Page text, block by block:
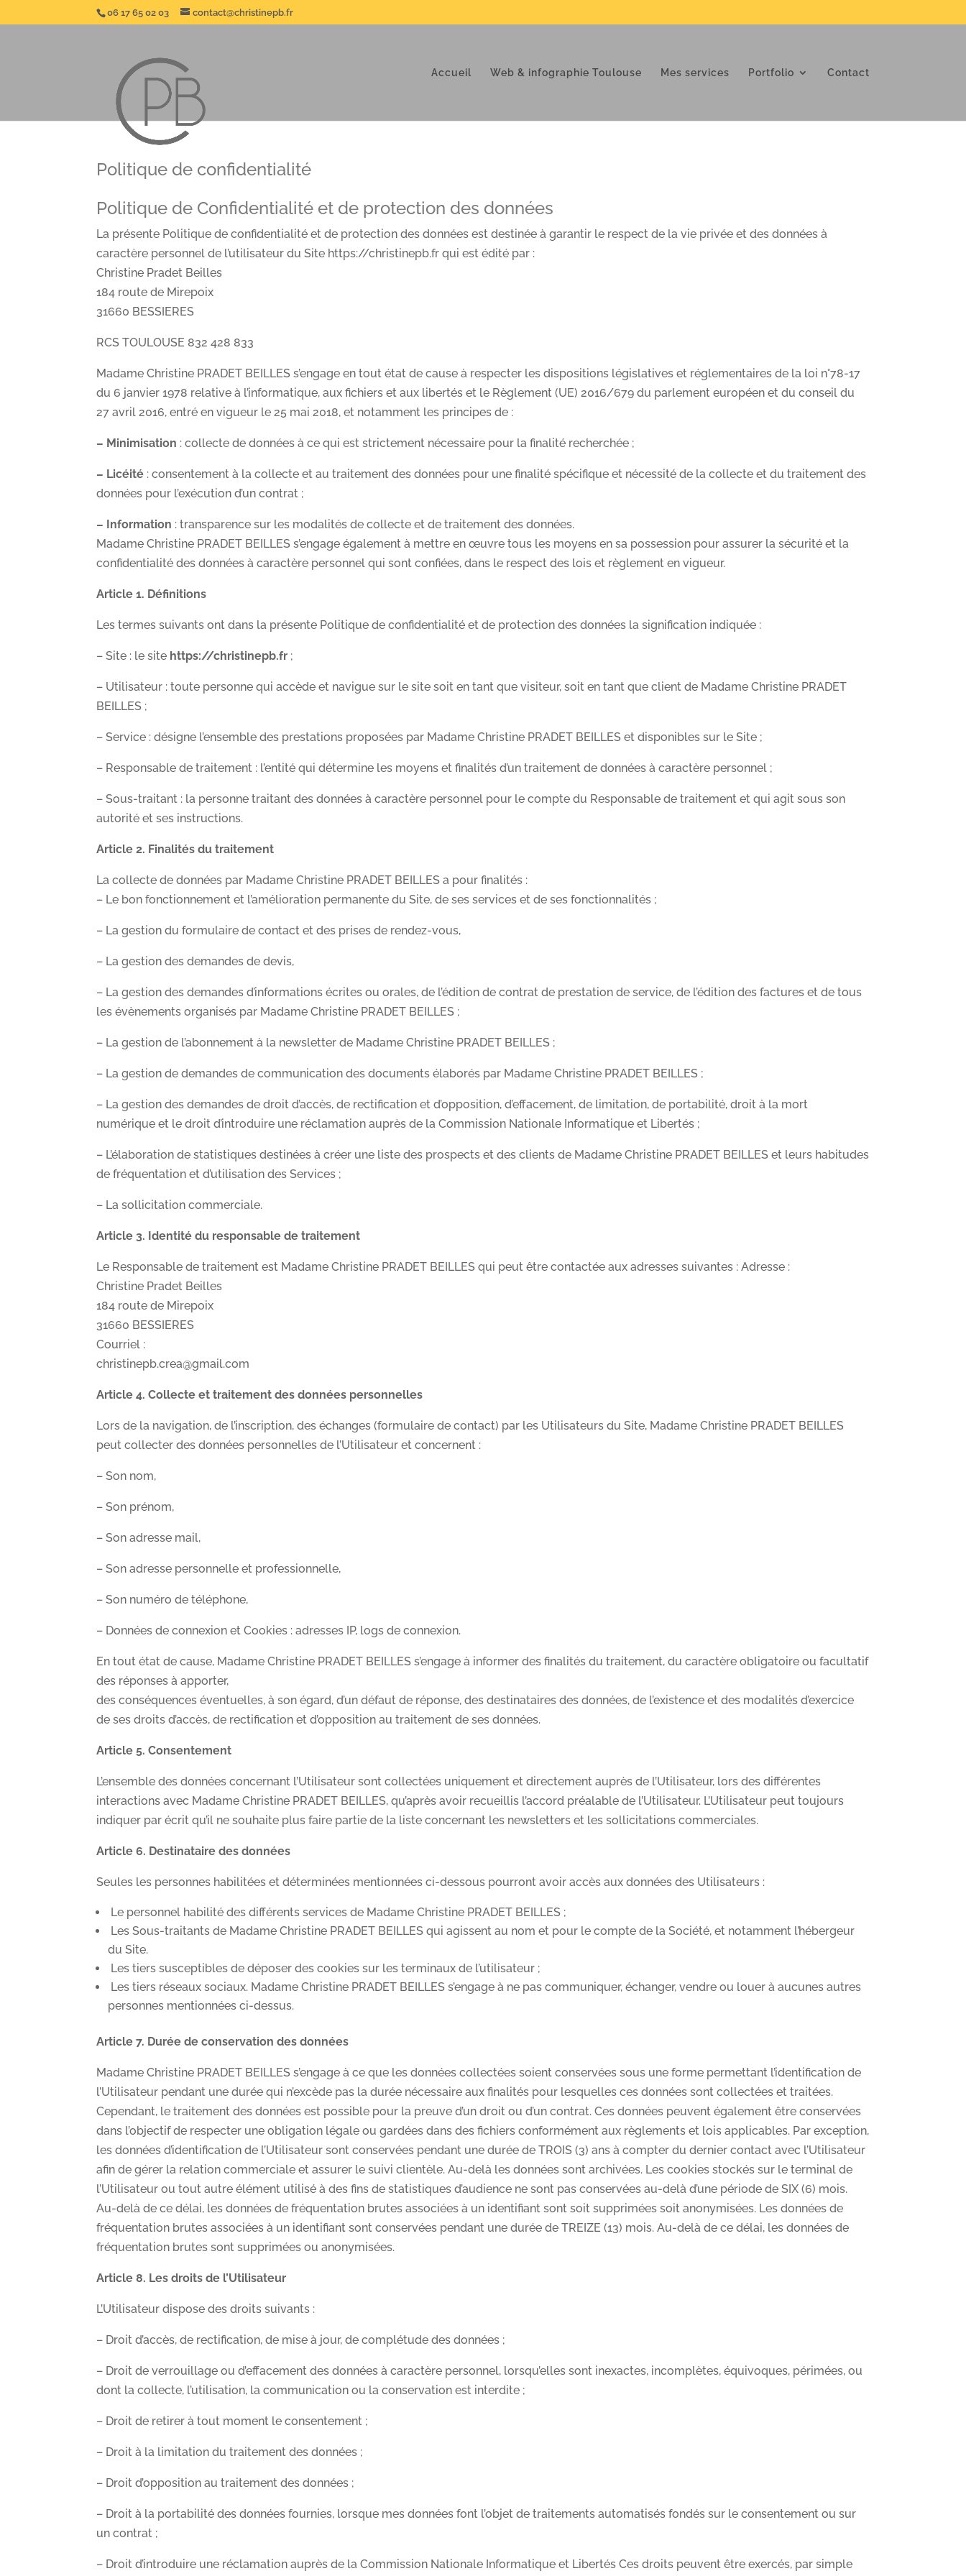
06 17 65 02 03 contact@christinepb.fr
Accueil Web & infographie Toulouse Mes services Portfolio Contact
Politique de confidentialité
Politique de Confidentialité et de protection des données
La présente Politique de confidentialité et de protection des données est destinée à garantir le respect de la vie privée et des données à
caractère personnel de l’utilisateur du Site https://christinepb.fr qui est édité par :
Christine Pradet Beilles
184 route de Mirepoix
31660 BESSIERES
RCS TOULOUSE 832 428 833
Madame Christine PRADET BEILLES s’engage en tout état de cause à respecter les dispositions législatives et réglementaires de la loi n°78-17
du 6 janvier 1978 relative à l’informatique, aux fichiers et aux libertés et le Règlement (UE) 2016/679 du parlement européen et du conseil du
27 avril 2016, entré en vigueur le 25 mai 2018, et notamment les principes de :
– Minimisation : collecte de données à ce qui est strictement nécessaire pour la finalité recherchée ;
– Licéité : consentement à la collecte et au traitement des données pour une finalité spécifique et nécessité de la collecte et du traitement des
données pour l’exécution d’un contrat ;
– Information : transparence sur les modalités de collecte et de traitement des données.
Madame Christine PRADET BEILLES s’engage également à mettre en œuvre tous les moyens en sa possession pour assurer la sécurité et la
confidentialité des données à caractère personnel qui sont confiées, dans le respect des lois et règlement en vigueur.
Article 1. Définitions
Les termes suivants ont dans la présente Politique de confidentialité et de protection des données la signification indiquée :
– Site : le site https://christinepb.fr ;
– Utilisateur : toute personne qui accède et navigue sur le site soit en tant que visiteur, soit en tant que client de Madame Christine PRADET
BEILLES ;
– Service : désigne l’ensemble des prestations proposées par Madame Christine PRADET BEILLES et disponibles sur le Site ;
– Responsable de traitement : l’entité qui détermine les moyens et finalités d’un traitement de données à caractère personnel ;
– Sous-traitant : la personne traitant des données à caractère personnel pour le compte du Responsable de traitement et qui agit sous son
autorité et ses instructions.
Article 2. Finalités du traitement
La collecte de données par Madame Christine PRADET BEILLES a pour finalités :
– Le bon fonctionnement et l’amélioration permanente du Site, de ses services et de ses fonctionnalités ;
– La gestion du formulaire de contact et des prises de rendez-vous,
– La gestion des demandes de devis,
– La gestion des demandes d’informations écrites ou orales, de l’édition de contrat de prestation de service, de l’édition des factures et de tous
les évènements organisés par Madame Christine PRADET BEILLES ;
– La gestion de l’abonnement à la newsletter de Madame Christine PRADET BEILLES ;
– La gestion de demandes de communication des documents élaborés par Madame Christine PRADET BEILLES ;
– La gestion des demandes de droit d’accès, de rectification et d’opposition, d’effacement, de limitation, de portabilité, droit à la mort
numérique et le droit d’introduire une réclamation auprès de la Commission Nationale Informatique et Libertés ;
– L’élaboration de statistiques destinées à créer une liste des prospects et des clients de Madame Christine PRADET BEILLES et leurs habitudes
de fréquentation et d’utilisation des Services ;
– La sollicitation commerciale.
Article 3. Identité du responsable de traitement
Le Responsable de traitement est Madame Christine PRADET BEILLES qui peut être contactée aux adresses suivantes : Adresse :
Christine Pradet Beilles
184 route de Mirepoix
31660 BESSIERES
Courriel :
christinepb.crea@gmail.com
Article 4. Collecte et traitement des données personnelles
Lors de la navigation, de l’inscription, des échanges (formulaire de contact) par les Utilisateurs du Site, Madame Christine PRADET BEILLES
peut collecter des données personnelles de l’Utilisateur et concernent :
– Son nom,
– Son prénom,
– Son adresse mail,
– Son adresse personnelle et professionnelle,
– Son numéro de téléphone,
– Données de connexion et Cookies : adresses IP, logs de connexion.
En tout état de cause, Madame Christine PRADET BEILLES s’engage à informer des finalités du traitement, du caractère obligatoire ou facultatif
des réponses à apporter,
des conséquences éventuelles, à son égard, d’un défaut de réponse, des destinataires des données, de l’existence et des modalités d’exercice
de ses droits d’accès, de rectification et d’opposition au traitement de ses données.
Article 5. Consentement
L’ensemble des données concernant l’Utilisateur sont collectées uniquement et directement auprès de l’Utilisateur, lors des différentes
interactions avec Madame Christine PRADET BEILLES, qu’après avoir recueillis l’accord préalable de l’Utilisateur. L’Utilisateur peut toujours
indiquer par écrit qu’il ne souhaite plus faire partie de la liste concernant les newsletters et les sollicitations commerciales.
Article 6. Destinataire des données
Seules les personnes habilitées et déterminées mentionnées ci-dessous pourront avoir accès aux données des Utilisateurs :
Le personnel habilité des différents services de Madame Christine PRADET BEILLES ;
Les Sous-traitants de Madame Christine PRADET BEILLES qui agissent au nom et pour le compte de la Société, et notamment l’hébergeur
du Site.
Les tiers susceptibles de déposer des cookies sur les terminaux de l’utilisateur ;
Les tiers réseaux sociaux. Madame Christine PRADET BEILLES s’engage à ne pas communiquer, échanger, vendre ou louer à aucunes autres
personnes mentionnées ci-dessus.
Article 7. Durée de conservation des données
Madame Christine PRADET BEILLES s’engage à ce que les données collectées soient conservées sous une forme permettant l’identification de
l’Utilisateur pendant une durée qui n’excède pas la durée nécessaire aux finalités pour lesquelles ces données sont collectées et traitées.
Cependant, le traitement des données est possible pour la preuve d’un droit ou d’un contrat. Ces données peuvent également être conservées
dans l’objectif de respecter une obligation légale ou gardées dans des fichiers conformément aux règlements et lois applicables. Par exception,
les données d’identification de l’Utilisateur sont conservées pendant une durée de TROIS (3) ans à compter du dernier contact avec l’Utilisateur
afin de gérer la relation commerciale et assurer le suivi clientèle. Au-delà les données sont archivées. Les cookies stockés sur le terminal de
l’Utilisateur ou tout autre élément utilisé à des fins de statistiques d’audience ne sont pas conservées au-delà d’une période de SIX (6) mois.
Au-delà de ce délai, les données de fréquentation brutes associées à un identifiant sont soit supprimées soit anonymisées. Les données de
fréquentation brutes associées à un identifiant sont conservées pendant une durée de TREIZE (13) mois. Au-delà de ce délai, les données de
fréquentation brutes sont supprimées ou anonymisées.
Article 8. Les droits de l’Utilisateur
L’Utilisateur dispose des droits suivants :
– Droit d’accès, de rectification, de mise à jour, de complétude des données ;
– Droit de verrouillage ou d’effacement des données à caractère personnel, lorsqu’elles sont inexactes, incomplètes, équivoques, périmées, ou
dont la collecte, l’utilisation, la communication ou la conservation est interdite ;
– Droit de retirer à tout moment le consentement ;
– Droit à la limitation du traitement des données ;
– Droit d’opposition au traitement des données ;
– Droit à la portabilité des données fournies, lorsque mes données font l’objet de traitements automatisés fondés sur le consentement ou sur
un contrat ;
– Droit d’introduire une réclamation auprès de la Commission Nationale Informatique et Libertés Ces droits peuvent être exercés, par simple